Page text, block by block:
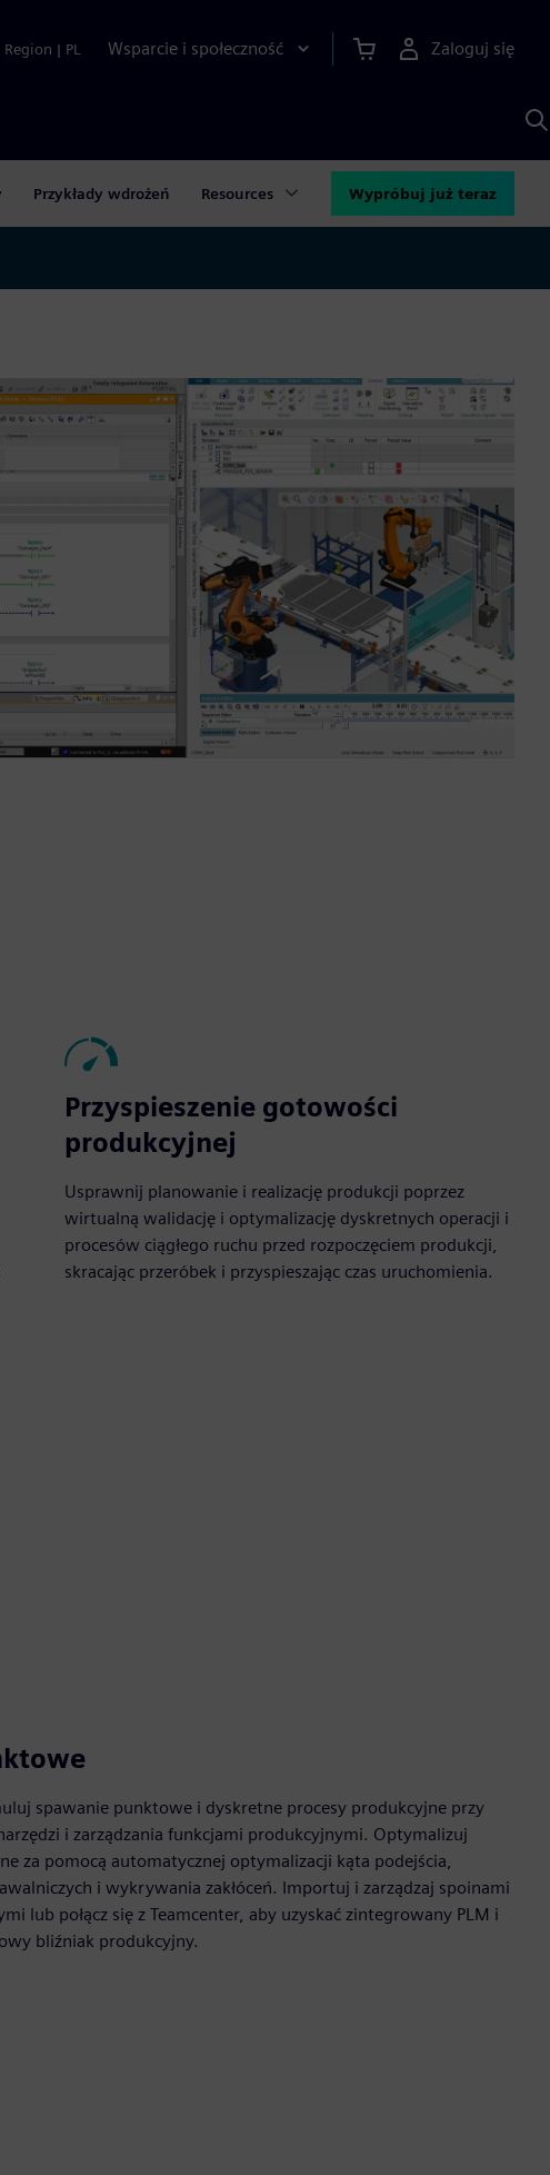
Region | PL Wsparcie i społeczność Zaloguj się
Przykłady wdrożeń Resources Wypróbuj już teraz
Przyspieszenie gotowości
produkcyjnej
Usprawnij planowanie i realizację produkcji poprzez
wirtualną walidację i optymalizację dyskretnych operacji i
procesów ciągłego ruchu przed rozpoczęciem produkcji,
skracając przeróbek i przyspieszając czas uruchomienia.
spawanie punktowe i dyskretne procesy produkcyjne przy
i zarządzania funkcjami produkcyjnymi. Optymalizuj
za pomocą automatycznej optymalizacji kąta podejścia,
i wykrywania zakłóceń. Importuj i zarządzaj spoinami
lub połącz się z Teamcenter, aby uzyskać zintegrowany PLM i
bliźniak produkcyjny.